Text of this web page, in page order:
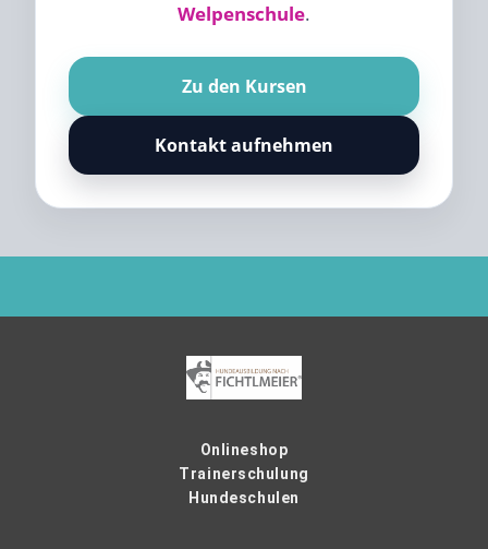
Welpenschule.
Zu den Kursen
Kontakt aufnehmen
Onlineshop
Trainerschulung
Hundeschulen